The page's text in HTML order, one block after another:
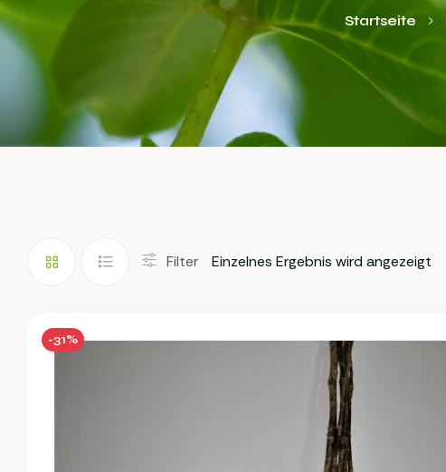
Startseite
Filter Einzelnes Ergebnis wird angezeigt
-31%